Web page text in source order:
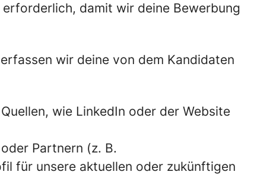
damit wir deine Bewerbung
wir deine von dem Kandidaten
wie LinkedIn oder der Website
Partnern (z. B.
für unsere aktuellen oder zukünftigen